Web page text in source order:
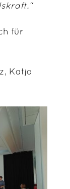
für
Katja